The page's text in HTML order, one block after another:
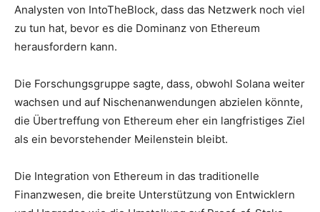
Analysten von IntoTheBlock, dass das Netzwerk noch viel
zu tun hat, bevor es die Dominanz von Ethereum
herausfordern kann.
Die Forschungsgruppe sagte, dass, obwohl Solana weiter
wachsen und auf Nischenanwendungen abzielen könnte,
die Übertreffung von Ethereum eher ein langfristiges Ziel
als ein bevorstehender Meilenstein bleibt.
Die Integration von Ethereum in das traditionelle
Finanzwesen, die breite Unterstützung von Entwicklern